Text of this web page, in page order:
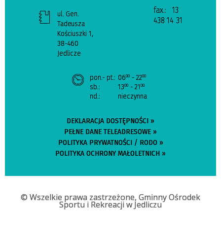
ul. Gen.
Tadeusza
Kościuszki 1,
38-460
Jedlicze
fax.:
13
438 14 31
pon.- pt.: 0600 - 2200
sb.: 1300 - 21 00
nd.: nieczynna
DEKLARACJA DOSTĘPNOŚCI »
PEŁNE DANE TELEADRESOWE »
POLITYKA PRYWATNOŚCI / RODO »
POLITYKA OCHRONY MAŁOLETNICH »
© Wszelkie prawa zastrzeżone, Gminny Ośrodek
Sportu i Rekreacji w Jedliczu